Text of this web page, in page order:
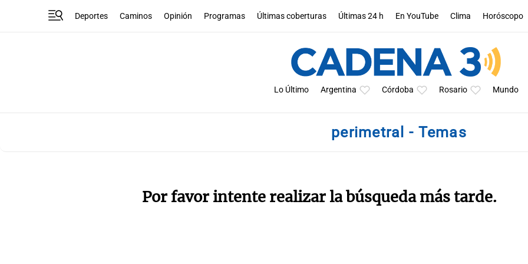
Deportes Caminos Opinión Programas Últimas coberturas Últimas 24 h En YouTube Clima Horóscopo
Lo Último Argentina Córdoba Rosario Mundo
perimetral - Temas
Por favor intente realizar la búsqueda más tarde.